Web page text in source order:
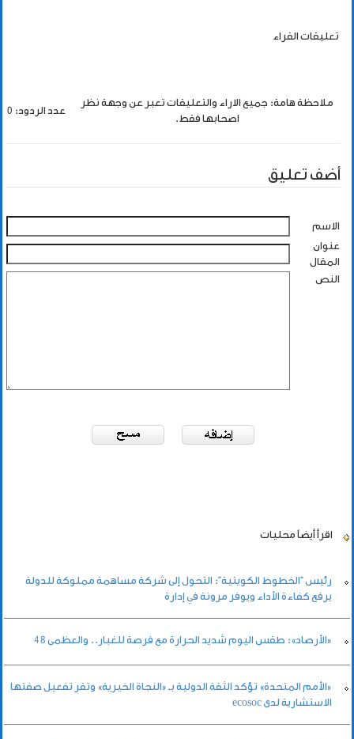
تعليقات القراء
ملاحظة هامة: جميع الاراء والتعليقات تعبر عن وجهة نظر
اصحابها فقط.
عدد الردود: 0
أضف تعليق
الاسم
عنوان
المقال
النص
اقرأ أيضاً محليات
رئيس "الخطوط الكويتية": التحول إلى شركة مساهمة مملوكة للدولة
يرفع كفاءة الأداء ويوفر مرونة في إدارة
«الأرصاد»: طقس اليوم شديد الحرارة مع فرصة للغبار.. والعظمى 48
«الأمم المتحدة» تؤكد الثقة الدولية بـ «النجاة الخيرية» وتقر تفعيل صفتها
الاستشارية لدى ecosoc